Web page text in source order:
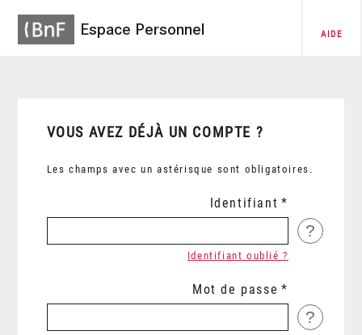
Espace Personnel AIDE
VOUS AVEZ DÉJÀ UN COMPTE ?
Les champs avec un astérisque sont obligatoires.
Identifiant
?
Identifiant oublié ?
Mot de passe
?